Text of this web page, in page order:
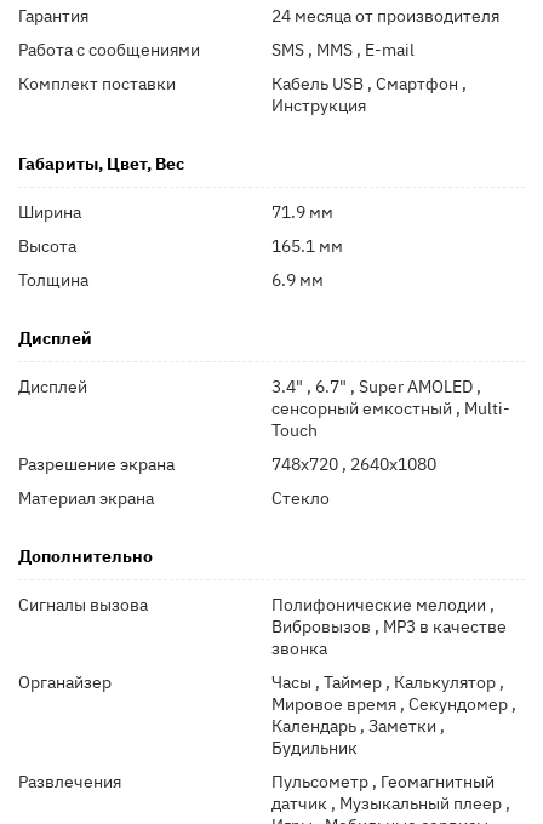
Гарантия
24 месяца от производителя
Работа с сообщениями
SMS , MMS , E-mail
Комплект поставки
Кабель USB , Смартфон ,
Инструкция
Габариты, Цвет, Вес
Ширина
71.9 мм
Высота
165.1 мм
Толщина
6.9 мм
Дисплей
Дисплей
3.4" , 6.7" , Super AMOLED ,
сенсорный емкостный , Multi-
Touch
Разрешение экрана
748x720 , 2640x1080
Материал экрана
Стекло
Дополнительно
Сигналы вызова
Полифонические мелодии ,
Вибровызов , MP3 в качестве
звонка
Органайзер
Часы , Таймер , Калькулятор ,
Мировое время , Секундомер ,
Календарь , Заметки ,
Будильник
Развлечения
Пульсометр , Геомагнитный
датчик , Музыкальный плеер ,